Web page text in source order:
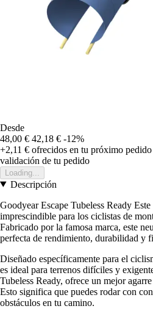
Desde
48,00 € 42,18 € -12%
+2,11 € ofrecidos en tu próximo pedido
validación de tu pedido
Loading...
Descripción
Goodyear Escape Tubeless Ready
imprescindible para los ciclistas de
Fabricado por la famosa marca, este
perfecta de rendimiento, durabilidad y
Diseñado específicamente para el
es ideal para terrenos difíciles y
Tubeless Ready, ofrece un mejor
Esto significa que puedes rodar con
obstáculos en tu camino.